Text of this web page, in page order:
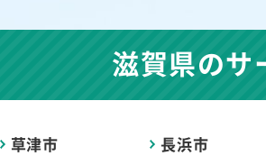
滋賀県のサ
草津市 長浜市